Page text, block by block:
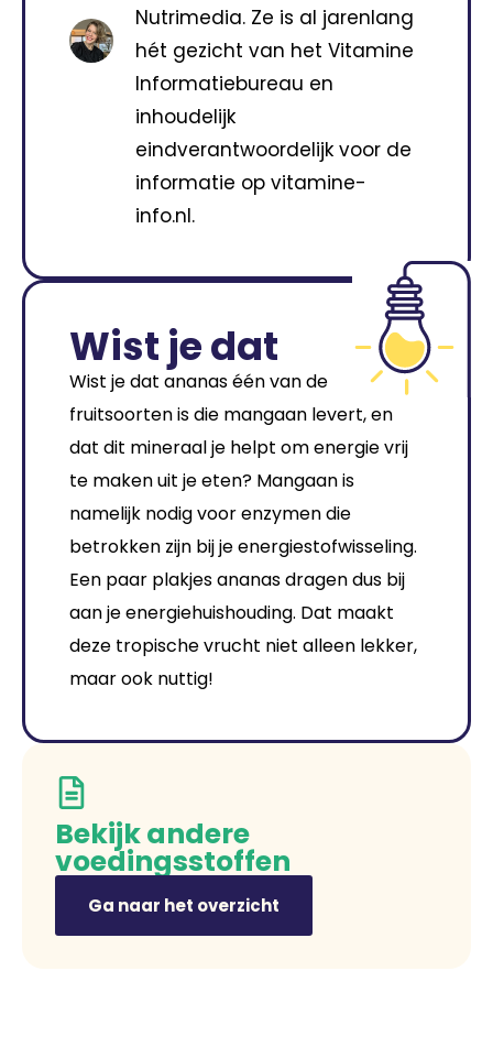
Nutrimedia. Ze is al jarenlang
hét gezicht van het Vitamine
Informatiebureau en
inhoudelijk
eindverantwoordelijk voor de
informatie op vitamine-
info.nl.
Wist je dat
Wist je dat ananas één van de
fruitsoorten is die mangaan levert, en
dat dit mineraal je helpt om energie vrij
te maken uit je eten? Mangaan is
namelijk nodig voor enzymen die
betrokken zijn bij je energiestofwisseling.
Een paar plakjes ananas dragen dus bij
aan je energiehuishouding. Dat maakt
deze tropische vrucht niet alleen lekker,
maar ook nuttig!
Bekijk andere
voedingsstoffen
Ga naar het overzicht